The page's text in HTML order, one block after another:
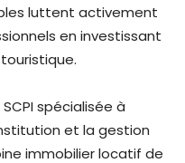
luttent activement
en investissant
spécialisée à
et la gestion
immobilier locatif de